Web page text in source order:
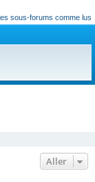
sous-forums comme lus
Aller